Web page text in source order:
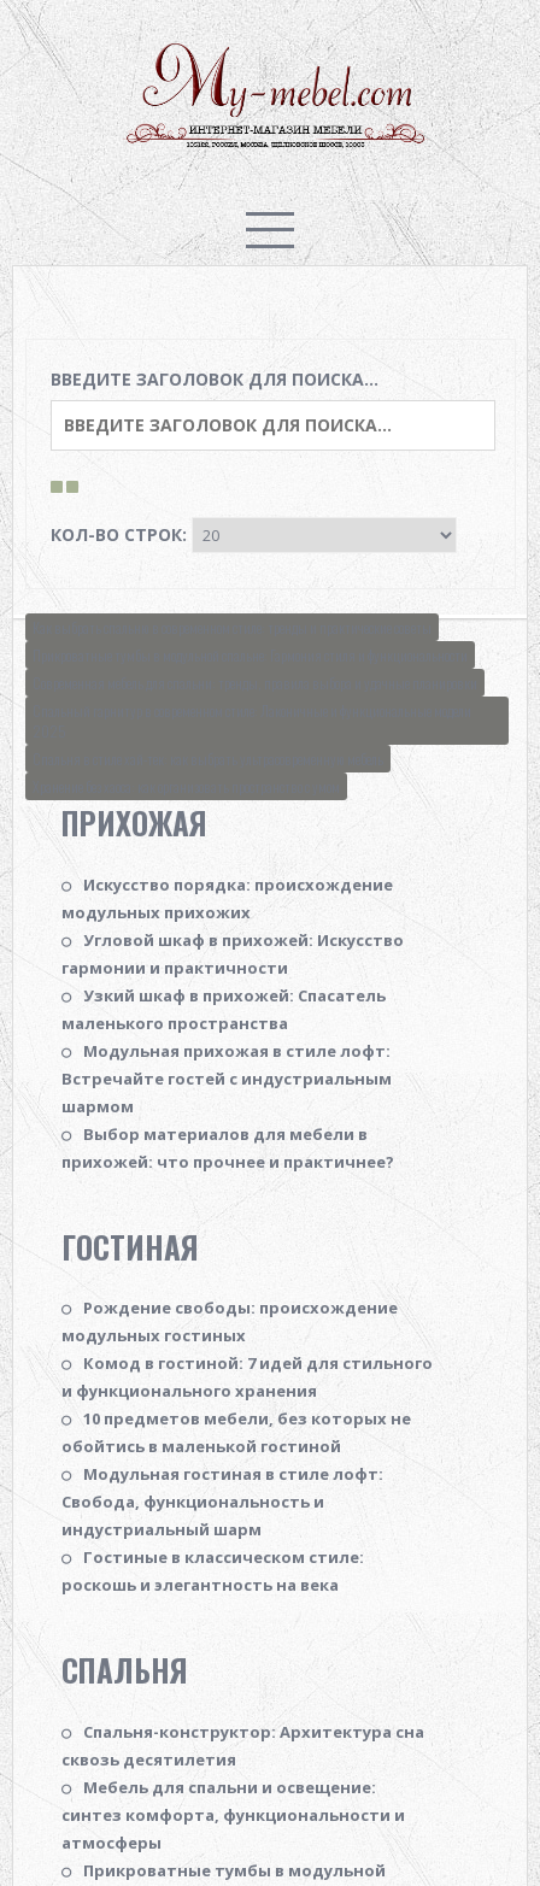
ГОСТИНАЯ
ПРИХОЖАЯ
СПАЛЬНЯ
ДЕТСКАЯ
КУХНЯ
ИНТЕРЬЕР И ДИЗАЙН
КАТАЛОГ МЕБЕЛИ
ВВЕДИТЕ ЗАГОЛОВОК ДЛЯ ПОИСКА...
КОЛ-ВО СТРОК:
ПРИХОЖАЯ
Искусство порядка: происхождение
модульных прихожих
Угловой шкаф в прихожей: Искусство
гармонии и практичности
Узкий шкаф в прихожей: Спасатель
маленького пространства
Модульная прихожая в стиле лофт:
Встречайте гостей с индустриальным
шармом
Выбор материалов для мебели в
прихожей: что прочнее и практичнее?
ГОСТИНАЯ
Рождение свободы: происхождение
модульных гостиных
Комод в гостиной: 7 идей для стильного
и функционального хранения
10 предметов мебели, без которых не
обойтись в маленькой гостиной
Модульная гостиная в стиле лофт:
Свобода, функциональность и
индустриальный шарм
Гостиные в классическом стиле:
роскошь и элегантность на века
СПАЛЬНЯ
Спальня-конструктор: Архитектура сна
сквозь десятилетия
Мебель для спальни и освещение:
синтез комфорта, функциональности и
атмосферы
Прикроватные тумбы в модульной